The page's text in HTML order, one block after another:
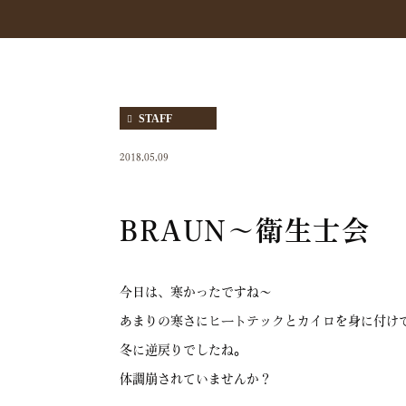
STAFF
2018.05.09
BRAUN～衛生士会
今日は、寒かったですね～
あまりの寒さにヒートテックとカイロを身に付け
冬に逆戻りでしたね。
体調崩されていませんか？